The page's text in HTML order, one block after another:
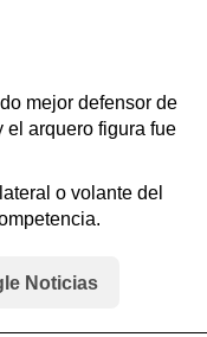
mejor defensor de
el arquero figura fue
o volante del
Noticias